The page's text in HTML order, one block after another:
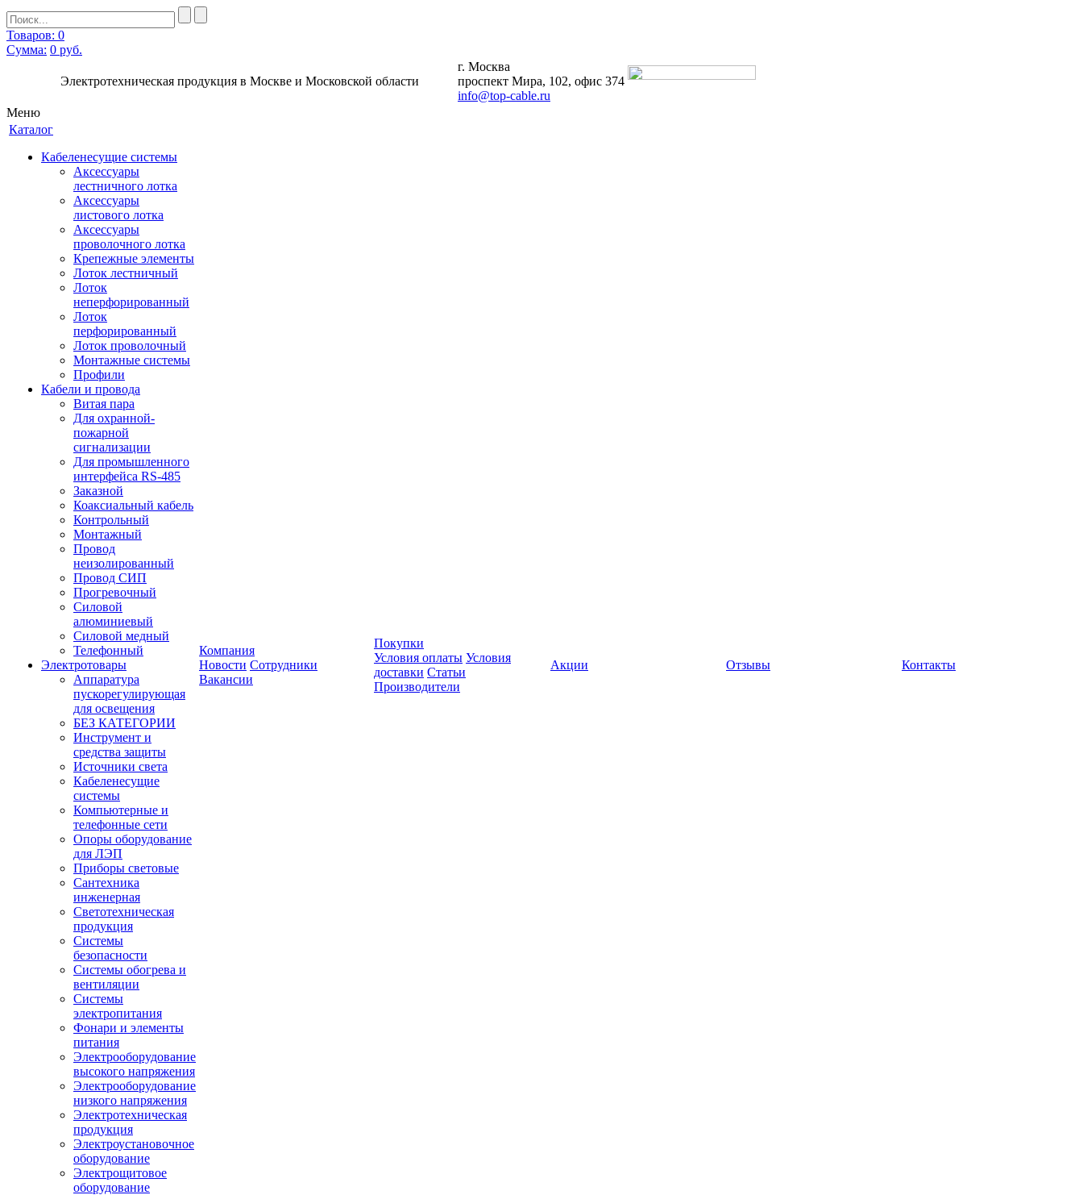
Товаров: 0
Сумма: 0 руб.
Электротехническая продукция в Москве и Московской области
г. Москва
проспект Мира, 102, офис 374
info@top-cable.ru
Меню
Каталог
Кабеленесущие системы
Аксессуары
лестничного лотка
Аксессуары
листового лотка
Аксессуары
проволочного лотка
Крепежные элементы
Лоток лестничный
Лоток
неперфорированный
Лоток
перфорированный
Лоток проволочный
Монтажные системы
Профили
Кабели и провода
Витая пара
Для охранной-
пожарной
сигнализации
Для промышленного
интерфейса RS-485
Заказной
Коаксиальный кабель
Контрольный
Монтажный
Провод
неизолированный
Провод СИП
Прогревочный
Силовой
алюминиевый
Силовой медный
Телефонный
Электротовары
Аппаратура
пускорегулирующая
для освещения
БЕЗ КАТЕГОРИИ
Инструмент и
средства защиты
Источники света
Кабеленесущие
системы
Компьютерные и
телефонные сети
Опоры оборудование
для ЛЭП
Приборы световые
Сантехника
инженерная
Светотехническая
продукция
Системы
безопасности
Системы обогрева и
вентиляции
Системы
электропитания
Фонари и элементы
питания
Электрооборудование
высокого напряжения
Электрооборудование
низкого напряжения
Электротехническая
продукция
Электроустановочное
оборудование
Электрощитовое
оборудование
Компания
Новости Сотрудники
Вакансии
Покупки
Условия оплаты Условия
доставки Статьи
Производители
Акции Отзывы Контакты